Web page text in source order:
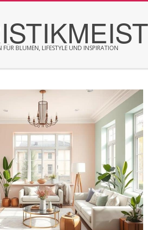
BLUMEN, LIFESTYLE UND INSPIRATION